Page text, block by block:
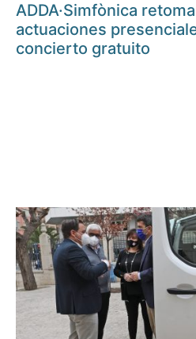
ADDA·Simfònica
actuaciones
concierto gratuito